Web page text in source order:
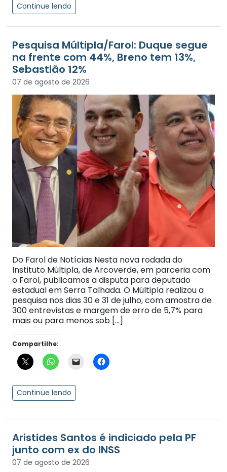
Continue lendo
Pesquisa Múltipla/Farol: Duque segue
na frente com 44%, Breno tem 13%,
Sebastião 12%
07 de agosto de 2026
Do Farol de Notícias Nesta nova rodada do
Instituto Múltipla, de Arcoverde, em parceria com
o Farol, publicamos a disputa para deputado
estadual em Serra Talhada. O Múltipla realizou a
pesquisa nos dias 30 e 31 de julho, com amostra de
300 entrevistas e margem de erro de 5,7% para
mais ou para menos sob […]
Compartilhe:
Continue lendo
Aristides Santos é indiciado pela PF
junto com ex do INSS
07 de agosto de 2026